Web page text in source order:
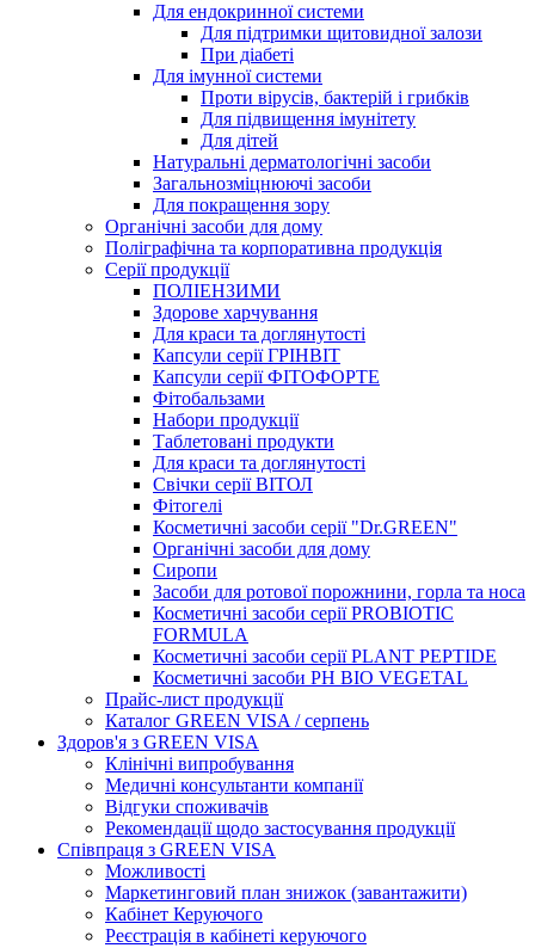
Для ендокринної системи
Для підтримки щитовидної залози
При діабеті
Для імунної системи
Проти вірусів, бактерій і грибків
Для підвищення імунітету
Для дітей
Натуральні дерматологічні засоби
Загальнозміцнюючі засоби
Для покращення зору
Органічні засоби для дому
Поліграфічна та корпоративна продукція
Серії продукції
ПОЛІЕНЗИМИ
Здорове харчування
Для краси та доглянутості
Капсули серії ГРІНВІТ
Капсули серії ФІТОФОРТЕ
Фітобальзами
Набори продукції
Таблетовані продукти
Для краси та доглянутості
Свічки серії ВІТОЛ
Фітогелі
Косметичні засоби серії "Dr.GREEN"
Органічні засоби для дому
Сиропи
Засоби для ротової порожнини, горла та носа
Косметичні засоби серії PROBIOTIC
FORMULA
Косметичні засоби серії PLANT PEPTIDE
Косметичні засоби PH BIO VEGETAL
Прайс-лист продукції
Каталог GREEN VISA / серпень
Здоров'я з GREEN VISA
Клінічні випробування
Медичні консультанти компанії
Відгуки споживачів
Рекомендації щодо застосування продукції
Співпраця з GREEN VISA
Можливості
Маркетинговий план знижок (завантажити)
Кабінет Керуючого
Реєстрація в кабінеті керуючого